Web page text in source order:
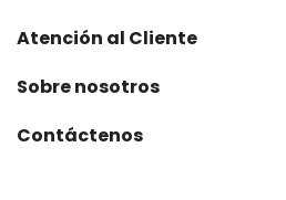
Atención al Cliente
Sobre nosotros
Contáctenos